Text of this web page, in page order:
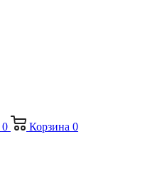
0 Корзина 0